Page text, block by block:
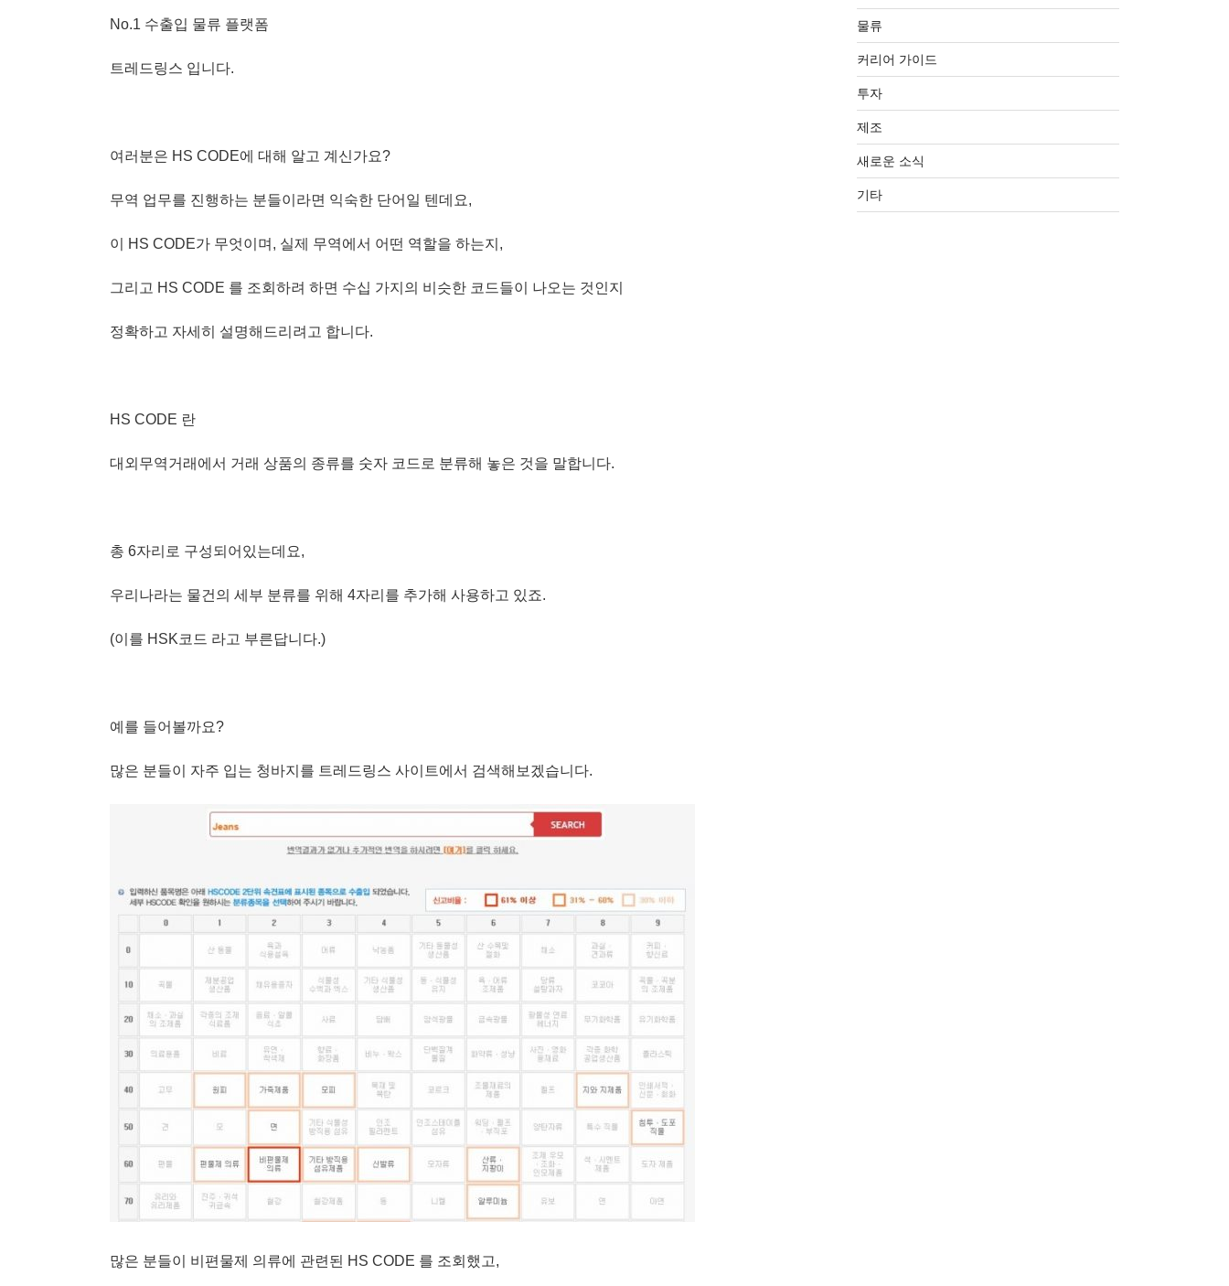
No.1 수출입 물류 플랫폼
트레드링스 입니다.
여러분은 HS CODE에 대해 알고 계신가요?
무역 업무를 진행하는 분들이라면 익숙한 단어일 텐데요,
이 HS CODE가 무엇이며, 실제 무역에서 어떤 역할을 하는지,
그리고 HS CODE 를 조회하려 하면 수십 가지의 비슷한 코드들이 나오는 것인지
정확하고 자세히 설명해드리려고 합니다.
HS CODE 란
대외무역거래에서 거래 상품의 종류를 숫자 코드로 분류해 놓은 것을 말합니다.
총 6자리로 구성되어있는데요,
우리나라는 물건의 세부 분류를 위해 4자리를 추가해 사용하고 있죠.
(이를 HSK코드 라고 부른답니다.)
예를 들어볼까요?
많은 분들이 자주 입는 청바지를 트레드링스 사이트에서 검색해보겠습니다.
많은 분들이 비편물제 의류에 관련된 HS CODE 를 조회했고,
물류
커리어 가이드
투자
제조
새로운 소식
기타